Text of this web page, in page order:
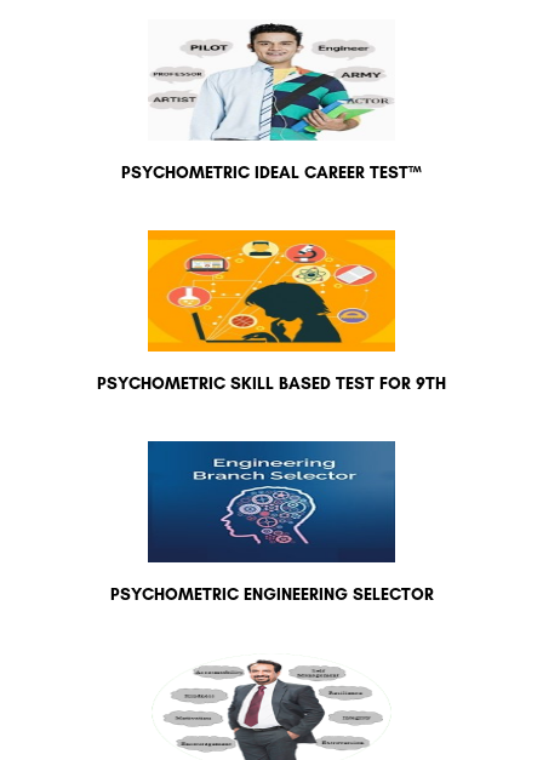
PSYCHOMETRIC IDEAL CAREER TEST™
PSYCHOMETRIC SKILL BASED TEST FOR 9TH
PSYCHOMETRIC ENGINEERING SELECTOR